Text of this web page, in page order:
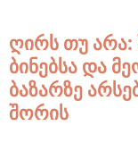
ღირს თუ
ბინებსა და
ბაზარზე
შორის